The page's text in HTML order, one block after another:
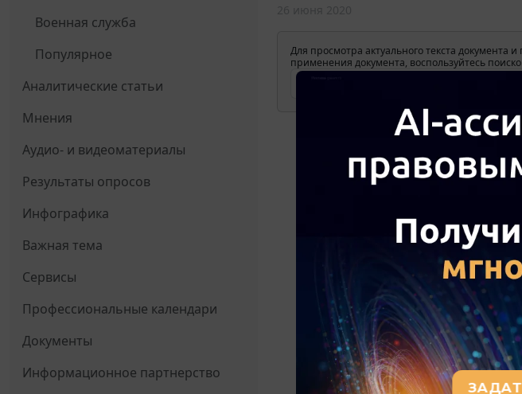
Военная служба
Популярное
Аналитические статьи
Мнения
Аудио- и видеоматериалы
Результаты опросов
Инфографика
Важная тема
Сервисы
Профессиональные календари
Документы
Информационное партнерство
Для просмотра актуального текста
применения документа, воспользуйтесь